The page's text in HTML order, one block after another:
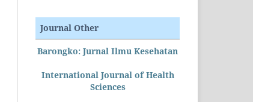
Journal Other
Barongko: Jurnal Ilmu Kesehatan
International Journal of Health
Sciences